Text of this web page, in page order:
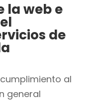
la web e
de
al
general